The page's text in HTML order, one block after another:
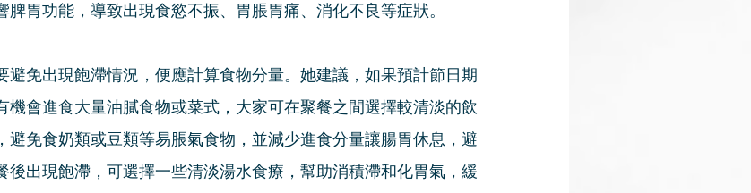
胃功能，導致出現食慾不振、胃脹胃痛、消化不良等症狀。
避免出現飽滯情況，便應計算食物分量。她建議，如果預計節日期
機會進食大量油膩食物或菜式，大家可在聚餐之間選擇較清淡的飲
避免食奶類或豆類等易脹氣食物，並減少進食分量讓腸胃休息，避
後出現飽滯，可選擇一些清淡湯水食療，幫助消積滯和化胃氣，緩